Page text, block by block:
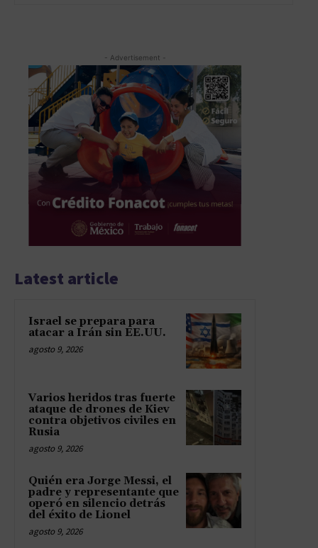
- Advertisement -
Latest article
Israel se prepara para
atacar a Irán sin EE.UU.
agosto 9, 2026
Varios heridos tras fuerte
ataque de drones de Kiev
contra objetivos civiles en
Rusia
agosto 9, 2026
Quién era Jorge Messi, el
padre y representante que
operó en silencio detrás
del éxito de Lionel
agosto 9, 2026